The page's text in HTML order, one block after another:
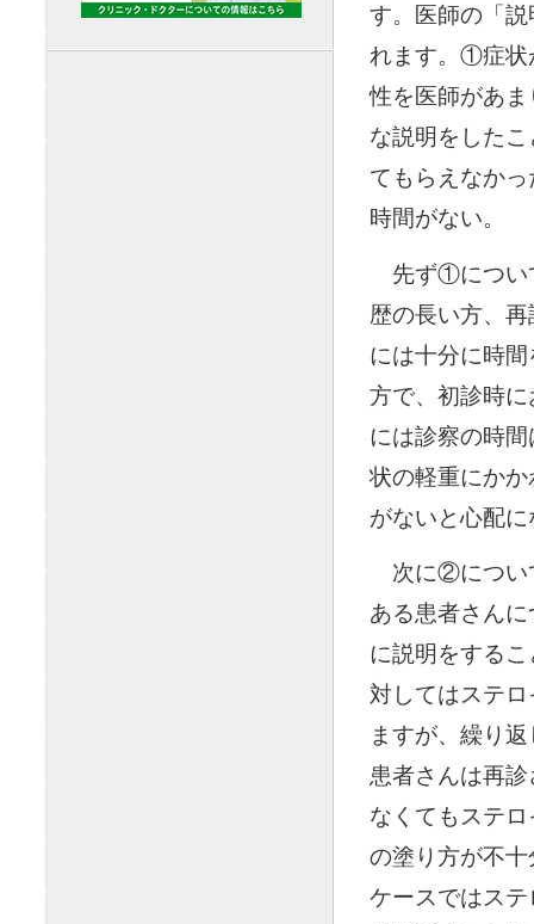
す。医師の「
れます。①症状
性を医師があ
な説明をした
てもらえなか
時間がない。
先ず①につい
歴の長い方、
には十分に時
方で、初診時
には診察の時
状の軽重にか
がないと心配
次に②につい
ある患者さん
に説明をする
対してはステ
ますが、繰り
患者さんは再
なくてもステ
の塗り方が不
ケースではス